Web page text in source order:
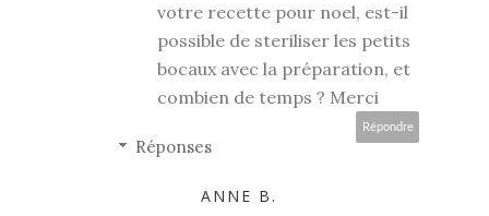
votre recette pour noel, est-il
possible de steriliser les petits
bocaux avec la préparation, et
combien de temps ? Merci
Répondre
Réponses
ANNE B.